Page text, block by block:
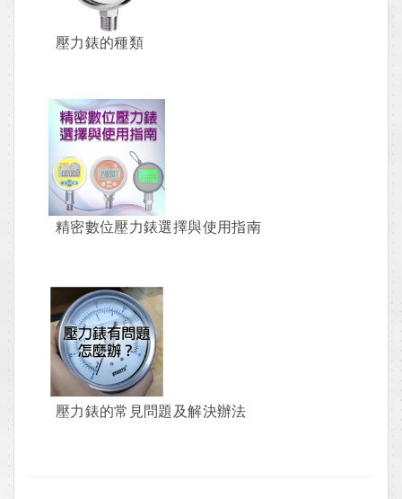
壓力錶的種類
精密數位壓力錶選擇與使用指南
壓力錶的常見問題及解決辦法